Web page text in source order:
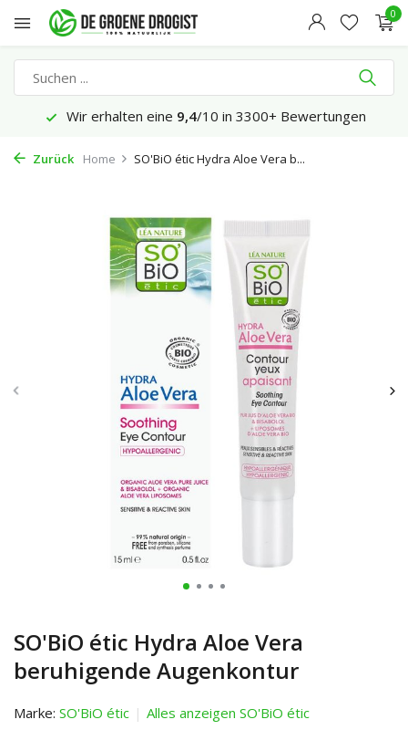
0
Wir erhalten eine 9,4/10 in 3300+ Bewertungen
Zurück Home SO'BiO étic Hydra Aloe Vera b...
SO'BiO étic Hydra Aloe Vera
beruhigende Augenkontur
Marke: SO'BiO étic Alles anzeigen SO'BiO étic